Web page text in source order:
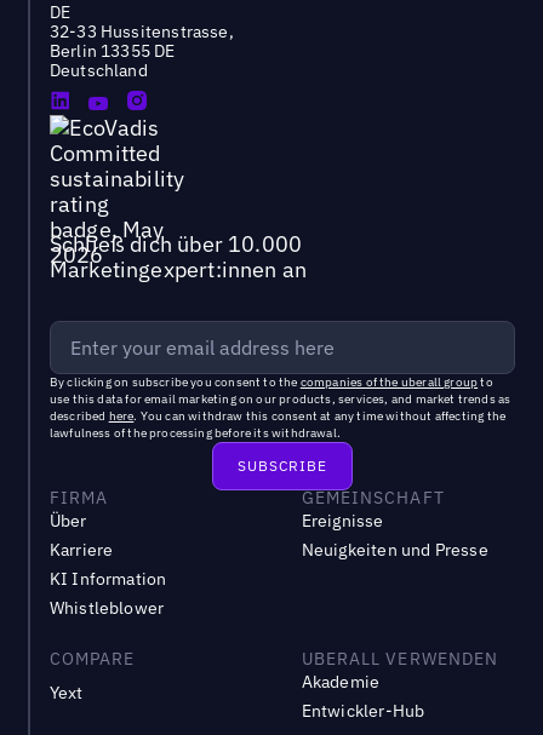
DE
32-33 Hussitenstrasse,
Berlin 13355 DE
Deutschland
Schließ dich über 10.000
Marketingexpert:innen an
By clicking on subscribe you consent to the companies of the uberall groupto
use this data for email marketing on our products, services, and market trends as
described here. You can withdraw this consent at any time without affecting the
lawfulness of the processing before its withdrawal.
FIRMA
Über
Karriere
KI Information
Whistleblower
GEMEINSCHAFT
Ereignisse
Neuigkeiten und Presse
COMPARE
Yext
UBERALL VERWENDEN
Akademie
Entwickler-Hub